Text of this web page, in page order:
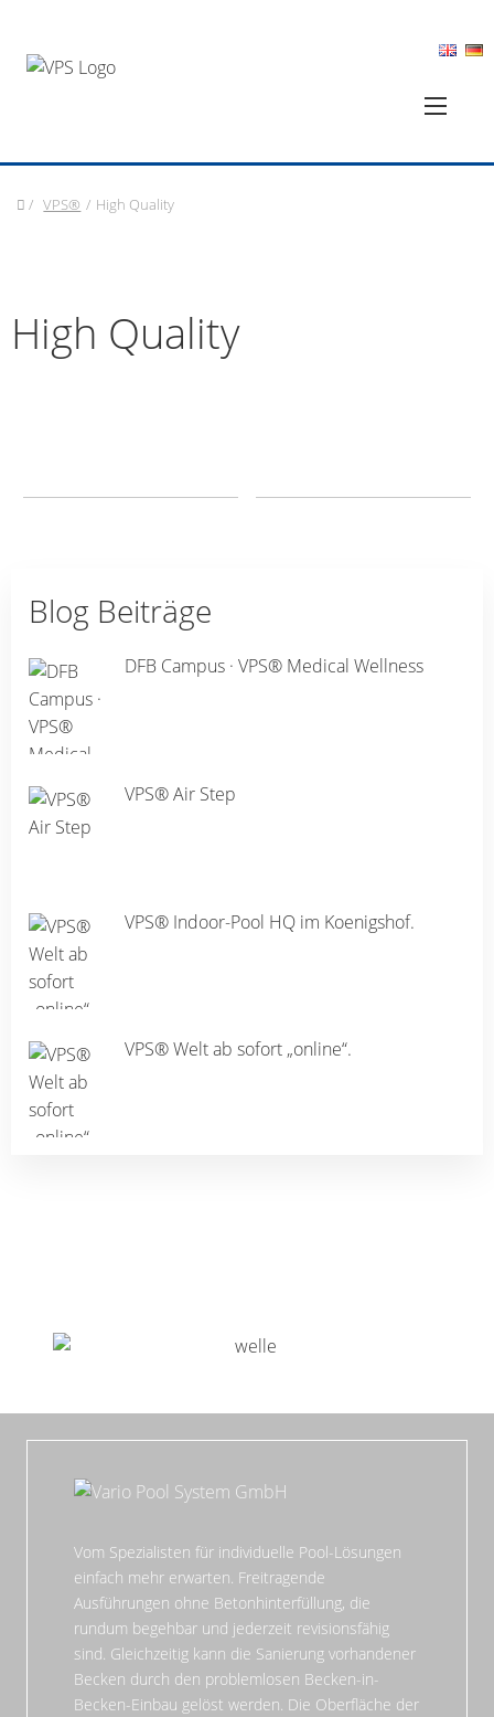
/ VPS® / High Quality
High Quality
Blog Beiträge
DFB Campus · VPS® Medical Wellness
VPS® Air Step
VPS® Indoor-Pool HQ im Koenigshof.
VPS® Welt ab sofort „online“.
Vom Spezialisten für individuelle Pool-Lösungen
einfach mehr erwarten. Freitragende
Ausführungen ohne Betonhinterfüllung, die
rundum begehbar und jederzeit revisionsfähig
sind. Gleichzeitig kann die Sanierung vorhandener
Becken durch den problemlosen Becken-in-
Becken-Einbau gelöst werden. Die Oberfläche der